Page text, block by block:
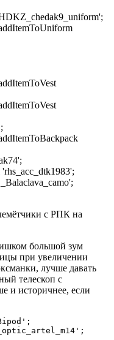
с РПК на
большой зум
при увеличении
лучше давать
телескоп с
и историчнее, если
;
;